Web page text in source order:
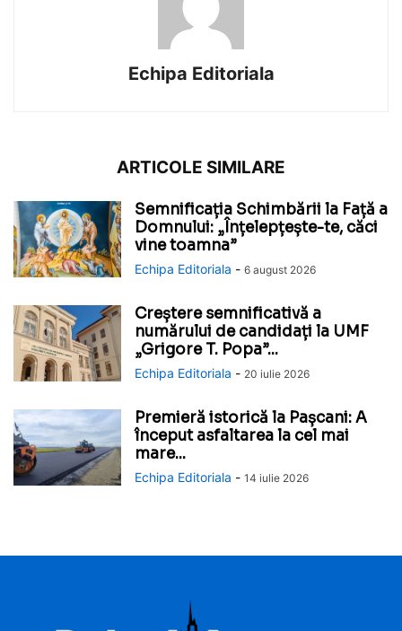
Echipa Editoriala
ARTICOLE SIMILARE
Semnificația Schimbării la Față a
Domnului: „Înțelepțește-te, căci
vine toamna”
Echipa Editoriala - 6 august 2026
Creștere semnificativă a
numărului de candidați la UMF
„Grigore T. Popa”...
Echipa Editoriala - 20 iulie 2026
Premieră istorică la Pașcani: A
început asfaltarea la cel mai
mare...
Echipa Editoriala - 14 iulie 2026